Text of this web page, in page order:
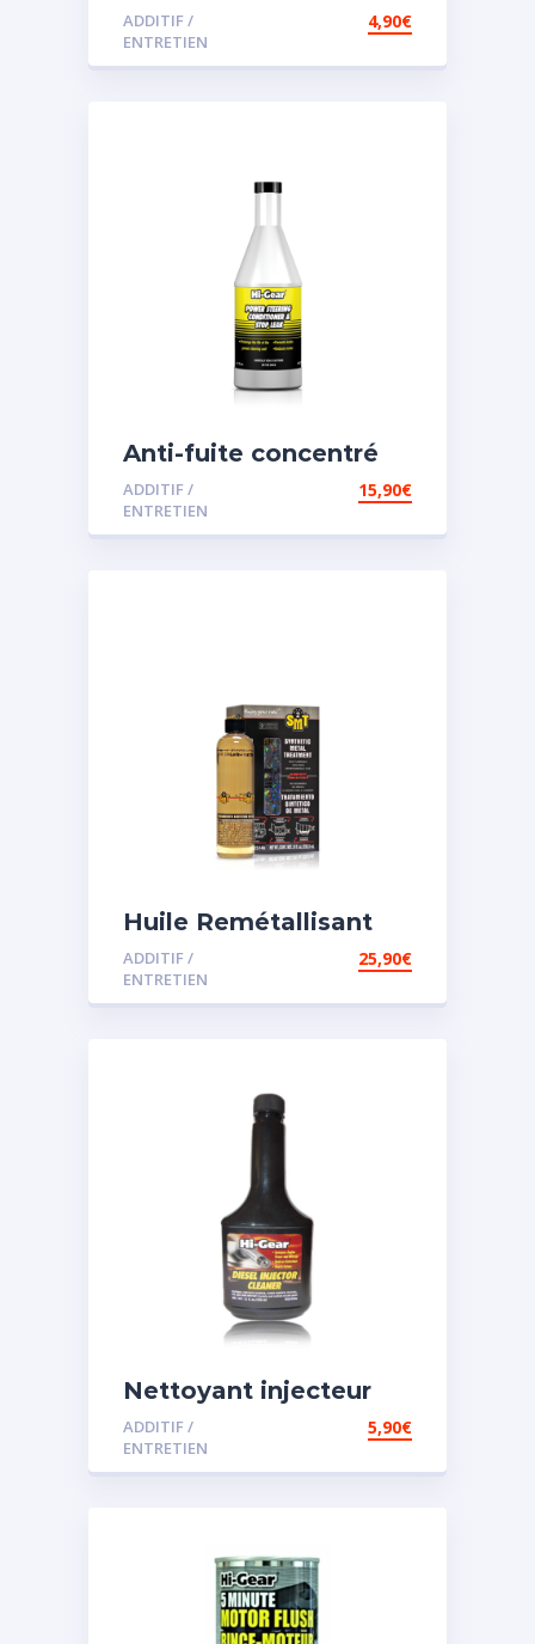
ADDITIF /
ENTRETIEN
4,90€
Anti-fuite concentré
pour direction
assistée
ADDITIF /
ENTRETIEN
15,90€
Huile Remétallisant
Moteur SMT2
ADDITIF /
ENTRETIEN
25,90€
Nettoyant injecteur
diesel
ADDITIF /
ENTRETIEN
5,90€